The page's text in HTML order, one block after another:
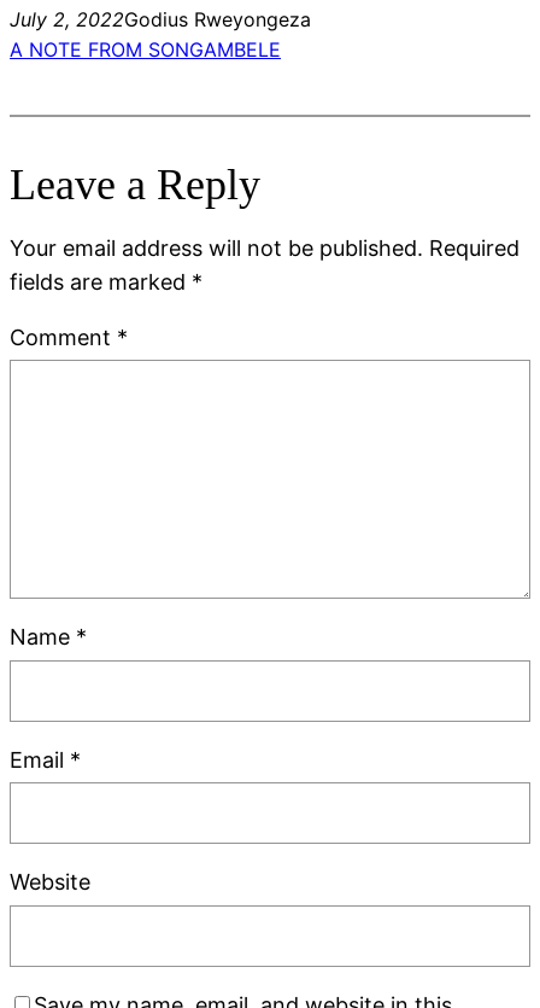
July 2, 2022Godius Rweyongeza
A NOTE FROM SONGAMBELE
Leave a Reply
Your email address will not be published. Required
fields are marked *
Comment *
Name *
Email *
Website